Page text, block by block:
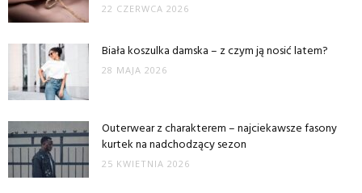
22 CZERWCA 2026
Biała koszulka damska – z czym ją nosić latem?
28 MAJA 2026
Outerwear z charakterem – najciekawsze fasony
kurtek na nadchodzący sezon
25 KWIETNIA 2026